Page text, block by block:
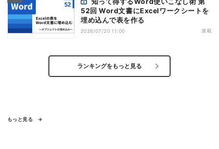
52回 Word文書にExcelワークシートを
埋め込んで表を作る
2026/07/20 11:00 連載
ランキングをもっと見る
もっと見る